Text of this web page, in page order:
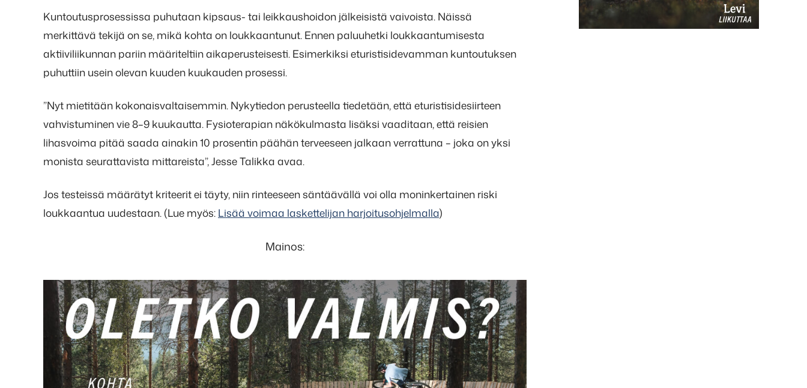
Kuntoutusprosessissa puhutaan kipsaus- tai leikkaushoidon jälkeisistä vaivoista. Näissä
merkittävä tekijä on se, mikä kohta on loukkaantunut. Ennen paluuhetki loukkaantumisesta
aktiiviliikunnan pariin määriteltiin aikaperusteisesti. Esimerkiksi eturistisidevamman kuntoutuksen
puhuttiin usein olevan kuuden kuukauden prosessi.
”Nyt mietitään kokonaisvaltaisemmin. Nykytiedon perusteella tiedetään, että eturistisidesiirteen
vahvistuminen vie 8–9 kuukautta. Fysioterapian näkökulmasta lisäksi vaaditaan, että reisien
lihasvoima pitää saada ainakin 10 prosentin päähän terveeseen jalkaan verrattuna – joka on yksi
monista seurattavista mittareista”, Jesse Talikka avaa.
Jos testeissä määrätyt kriteerit ei täyty, niin rinteeseen säntäävällä voi olla moninkertainen riski
loukkaantua uudestaan. (Lue myös: Lisää voimaa laskettelijan harjoitusohjelmalla)
Mainos: